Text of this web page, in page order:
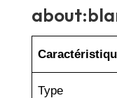
Type